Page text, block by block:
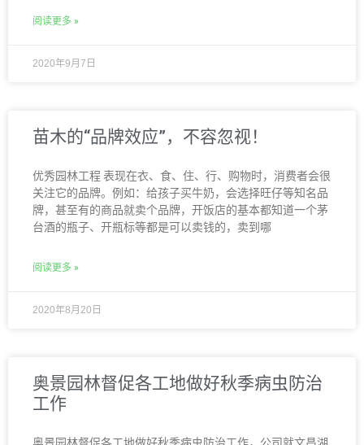
阅读更多 »
2020年9月7日
苗木的“品牌效应”，不容忽视！
优秀园林工程 表现在衣、食、住、行、购物时，消费者会很
关注它的品牌。例如：给孩子买牛奶，会选择旺仔等知名品
牌，甚至有的商品就卖个品牌，开饭店的基本都知道一个茅
台酒的瓶子、开瓶标等都是可以卖钱的，卖到哪
阅读更多 »
2020年8月20日
奥景园林督促各工地做好秋季病虫防治
工作
奥景园林督促各工地做好秋季病虫防治工作，公司就文昌湖